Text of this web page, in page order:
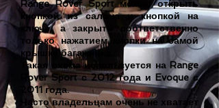
Range Rover Sport можно открыть
кнопкой из салона и кнопкой на
ключе, а закрыть соответственно
только нажатием кнопки на самой
крышке багажника.
Такая схема используется на Range
Rover Sport с 2012 года и Evoque с
2011 года.
Часто владельцам очень не хватает